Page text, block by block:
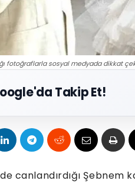
fotoğraflarla sosyal medyada dikkat
Takip Et!
canlandırdığı Şebnem